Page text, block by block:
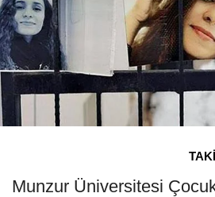
Munzur Üniversitesi